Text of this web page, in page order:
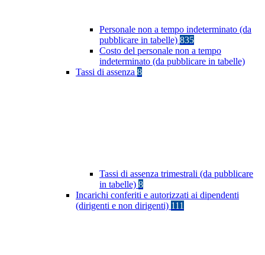
Personale non a tempo indeterminato (da
pubblicare in tabelle) 835
Costo del personale non a tempo
indeterminato (da pubblicare in tabelle)
Tassi di assenza 8
Tassi di assenza trimestrali (da pubblicare
in tabelle) 8
Incarichi conferiti e autorizzati ai dipendenti
(dirigenti e non dirigenti) 111